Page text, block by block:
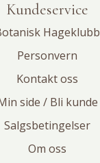
Kundeservice
Hageklubb
Personvern
Kontakt oss
side / Bli kunde
Salgsbetingelser
Om oss